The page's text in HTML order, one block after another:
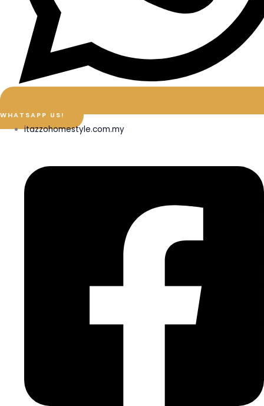
WHATSAPP US!
itazzohomestyle.com.my